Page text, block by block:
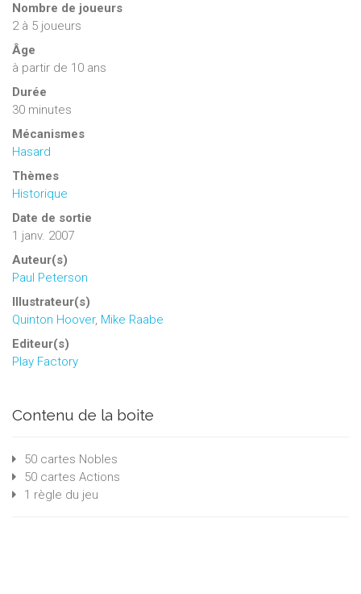
Nombre de joueurs
2à 5 joueurs
Âge
à partir de 10 ans
Durée
30 minutes
Mécanismes
Hasard
Thèmes
Historique
Date de sortie
1 janv. 2007
Auteur(s)
Paul Peterson
Illustrateur(s)
Quinton Hoover, Mike Raabe
Editeur(s)
Play Factory
Contenu de la boite
50 cartes Nobles
50 cartes Actions
1 règle du jeu